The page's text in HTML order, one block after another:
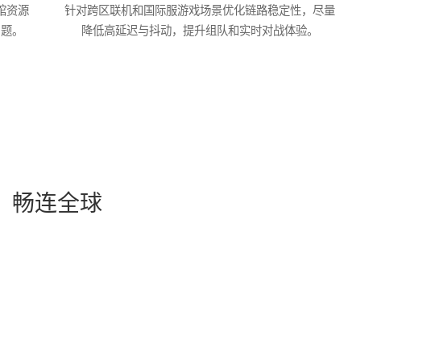
资源
。
针对跨区联机和国际服游戏场景优化链路稳定性，尽量
降低高延迟与抖动，提升组队和实时对战体验。
畅连全球